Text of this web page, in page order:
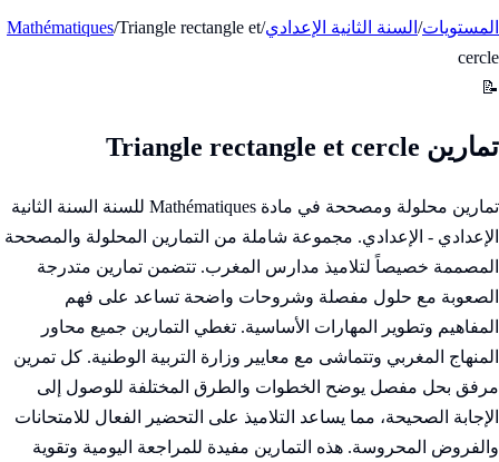
المستويات/ السنة الثانية الإعدادي/
Mathématiques/Triangle rectangle et
cercle
📝
تمارين Triangle rectangle et cercle
تمارين محلولة ومصححة في مادة Mathématiques للسنة السنة الثانية
الإعدادي - الإعدادي. مجموعة شاملة من التمارين المحلولة والمصححة
المصممة خصيصاً لتلاميذ مدارس المغرب. تتضمن تمارين متدرجة
الصعوبة مع حلول مفصلة وشروحات واضحة تساعد على فهم
المفاهيم وتطوير المهارات الأساسية. تغطي التمارين جميع محاور
المنهاج المغربي وتتماشى مع معايير وزارة التربية الوطنية. كل تمرين
مرفق بحل مفصل يوضح الخطوات والطرق المختلفة للوصول إلى
الإجابة الصحيحة، مما يساعد التلاميذ على التحضير الفعال للامتحانات
والفروض المحروسة. هذه التمارين مفيدة للمراجعة اليومية وتقوية